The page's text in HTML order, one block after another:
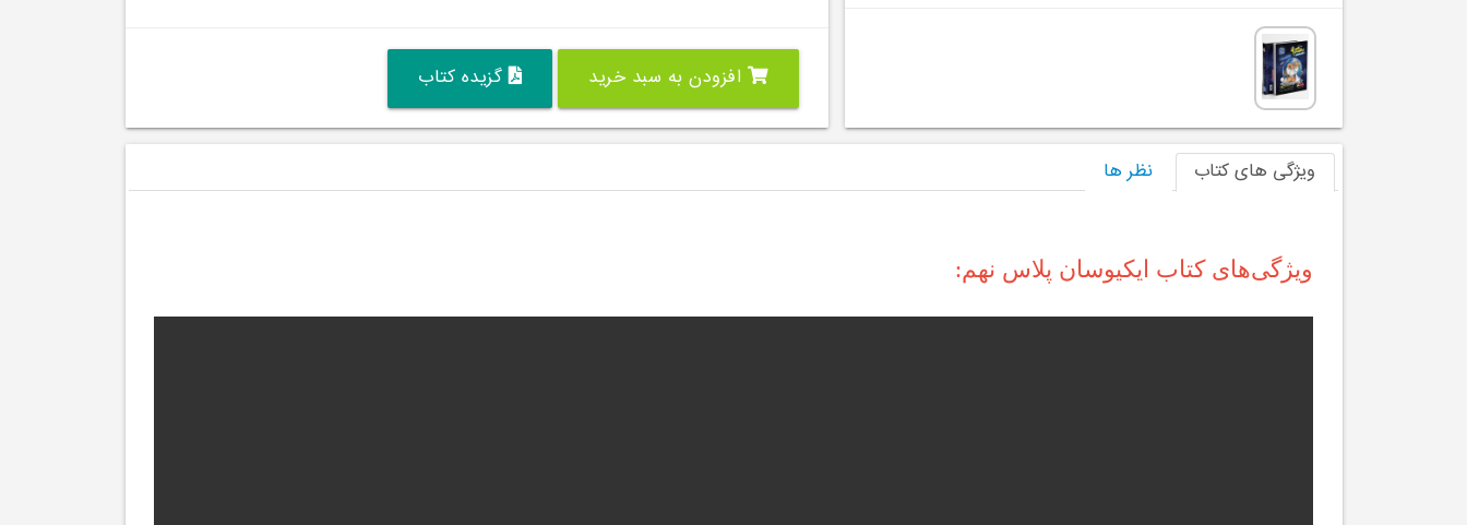
افزودن به سبد خرید گزیده کتاب
ویژگی های کتاب نظر ها
ویژگی‌های کتاب ایکیوسان پلاس نهم: